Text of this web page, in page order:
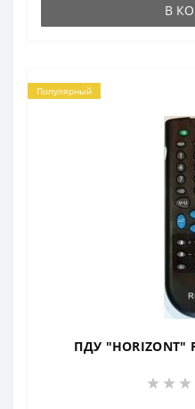
В
Популярный
ПДУ "HORIZONT"